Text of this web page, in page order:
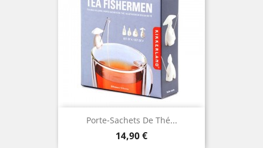
Porte-Sachets De Thé...
Prix
14,90 €